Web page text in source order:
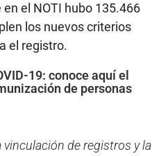
el NOTI hubo 135.466
los nuevos criterios
el registro.
19: conoce aquí el
de personas
vinculación de registros y la